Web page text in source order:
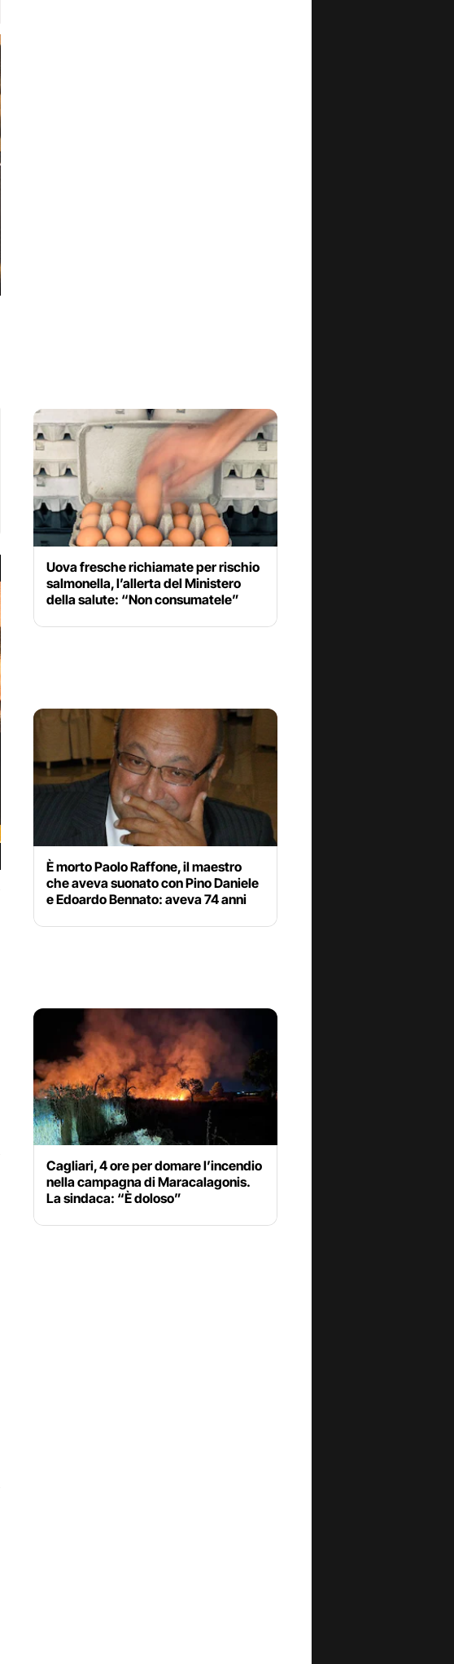
Uova fresche richiamate per rischio
salmonella, l’allerta del Ministero
della salute: “Non consumatele”
È morto Paolo Raffone, il maestro
che aveva suonato con Pino Daniele
e Edoardo Bennato: aveva 74 anni
Cagliari, 4 ore per domare l’incendio
nella campagna di Maracalagonis.
La sindaca: “È doloso”